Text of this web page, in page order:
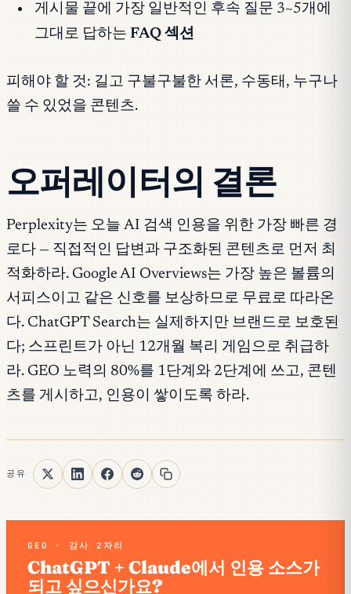
게시물 끝에 가장 일반적인 후속 질문 3~5개에
그대로 답하는 FAQ 섹션
피해야 할 것: 길고 구불구불한 서론, 수동태, 누구나
쓸 수 있었을 콘텐츠.
오퍼레이터의 결론
Perplexity는 오늘 AI 검색 인용을 위한 가장 빠른 경
로다 — 직접적인 답변과 구조화된 콘텐츠로 먼저 최
적화하라. Google AI Overviews는 가장 높은 볼륨의
서피스이고 같은 신호를 보상하므로 무료로 따라온
다. ChatGPT Search는 실제하지만 브랜드로 보호된
다; 스프린트가 아닌 12개월 복리 게임으로 취급하
라. GEO 노력의 80%를 1단계와 2단계에 쓰고, 콘텐
츠를 게시하고, 인용이 쌓이도록 하라.
공유
GEO · 감사 2자리
ChatGPT + Claude에서 인용 소스가
되고 싶으신가요?